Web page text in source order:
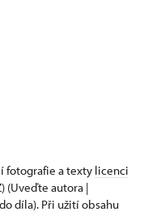
fotografie a texty licenci
(Uveďte autora |
díla). Při užití obsahu